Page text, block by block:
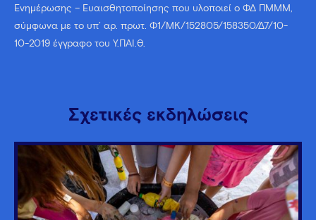
Ενημέρωσης – Ευαισθητοποίησης που υλοποιεί ο ΦΔ ΠΜΜΜ,
σύμφωνα με το υπ’ αρ. πρωτ. Φ1/ΜΚ/152805/158350/Δ7/10-
10-2019 έγγραφο του Υ.ΠΑΙ.Θ.
Σχετικές εκδηλώσεις